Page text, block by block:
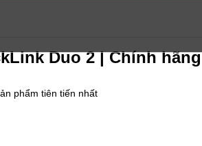
Duo 2 | Chính hãng
phẩm tiên tiến nhất